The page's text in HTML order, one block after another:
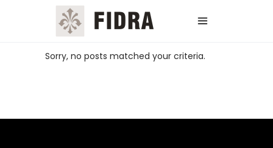
Sorry, no posts matched your criteria.